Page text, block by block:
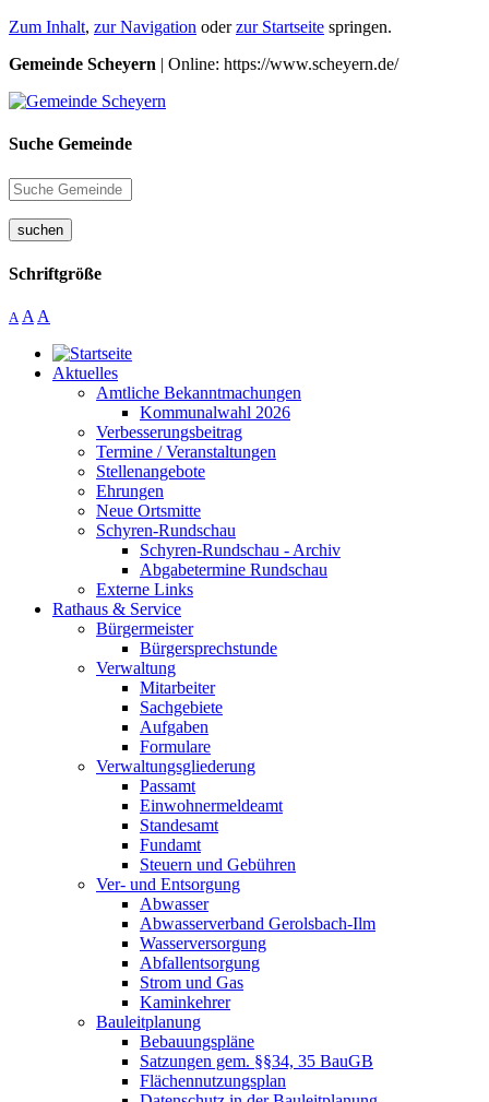
Zum Inhalt, zur Navigation oderzur Startseite springen.
Gemeinde Scheyern | Online: https://www.scheyern.de/
Suche Gemeinde
suchen
Schriftgröße
A A A
Aktuelles
Amtliche Bekanntmachungen
Kommunalwahl 2026
Verbesserungsbeitrag
Termine / Veranstaltungen
Stellenangebote
Ehrungen
Neue Ortsmitte
Schyren-Rundschau
Schyren-Rundschau - Archiv
Abgabetermine Rundschau
Externe Links
Rathaus & Service
Bürgermeister
Bürgersprechstunde
Verwaltung
Mitarbeiter
Sachgebiete
Aufgaben
Formulare
Verwaltungsgliederung
Passamt
Einwohnermeldeamt
Standesamt
Fundamt
Steuern und Gebühren
Ver- und Entsorgung
Abwasser
Abwasserverband Gerolsbach-Ilm
Wasserversorgung
Abfallentsorgung
Strom und Gas
Kaminkehrer
Bauleitplanung
Bebauungspläne
Satzungen gem. §§34, 35 BauGB
Flächennutzungsplan